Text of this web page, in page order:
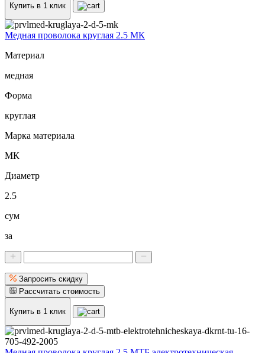
Купить в 1 клик
Медная проволока круглая 2.5 МК
Материал
медная
Форма
круглая
Марка материала
МК
Диаметр
2.5
сум
за
Запросить скидку
Рассчитать стоимость
Купить в 1 клик